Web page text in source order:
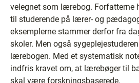
velegnet som lærebog. Forfatterne
til studerende på lærer- og
eksemplerne stammer derfor fra
skoler. Men også
lærebogen. Med et systematisk
indfris kravet om, at lærebøger til
skal være forskningsbaserede.